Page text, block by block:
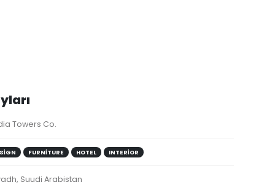
Towers Co.
FURNITURE HOTEL INTERIOR
Suudi Arabistan